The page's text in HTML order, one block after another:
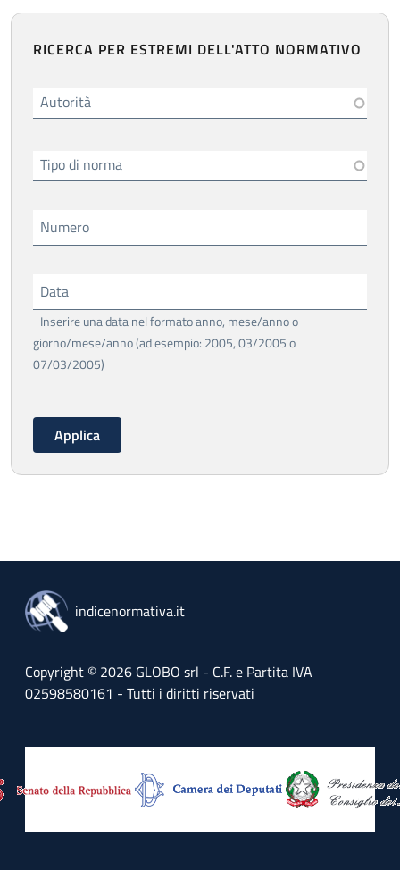
RICERCA PER ESTREMI DELL'ATTO NORMATIVO
Autorità
Tipo di norma
Numero
Data
Inserire una data nel formato anno, mese/anno o
giorno/mese/anno (ad esempio: 2005, 03/2005 o
07/03/2005)
indicenormativa.it
Copyright © 2026 GLOBO srl - C.F. e Partita IVA
02598580161 - Tutti i diritti riservati